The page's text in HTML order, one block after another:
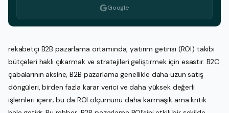
Google
rekabetçi B2B pazarlama ortamında, yatırım getirisi (ROI) takibi
bütçeleri haklı çıkarmak ve stratejileri geliştirmek için esastır. B2C
çabalarının aksine, B2B pazarlama genellikle daha uzun satış
döngüleri, birden fazla karar verici ve daha yüksek değerli
işlemleri içerir; bu da ROI ölçümünü daha karmaşık ama kritik